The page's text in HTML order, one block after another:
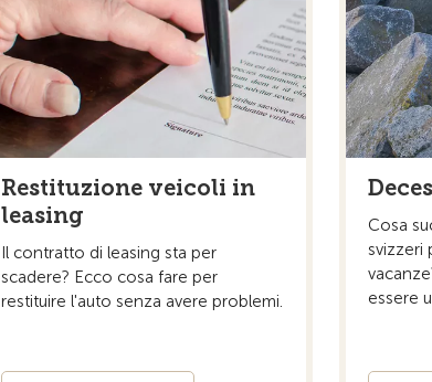
Restituzione veicoli in
leasing
Il contratto di leasing sta per
scadere? Ecco cosa fare per
restituire l'auto senza avere problemi.
Cosa
svizzeri
essere